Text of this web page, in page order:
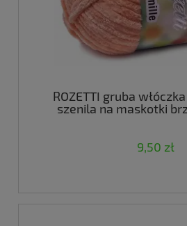
ROZETTI gruba włóczka
szenila na maskotki
9,50 zł